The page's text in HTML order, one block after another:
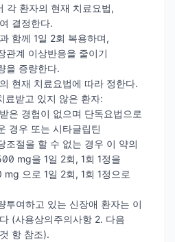
각 환자의 현재 치료요법,
결정한다.
함께 1일 2회 복용하며,
관계 이상반응을 줄이기
을 증량한다.
현재 치료요법에 따라 정한다.
료받고 있지 않은 환자:
은 경험이 없으며 단독요법으로
경우 또는 시타글립틴
조절을 할 수 없는 경우 이 약의
mg을 1일 2회, 1회 1정을
으로 1일 2회, 1회 1정으로
투여하고 있는 신장애 환자는 이
(사용상의주의사항 2. 다음
항 참조).